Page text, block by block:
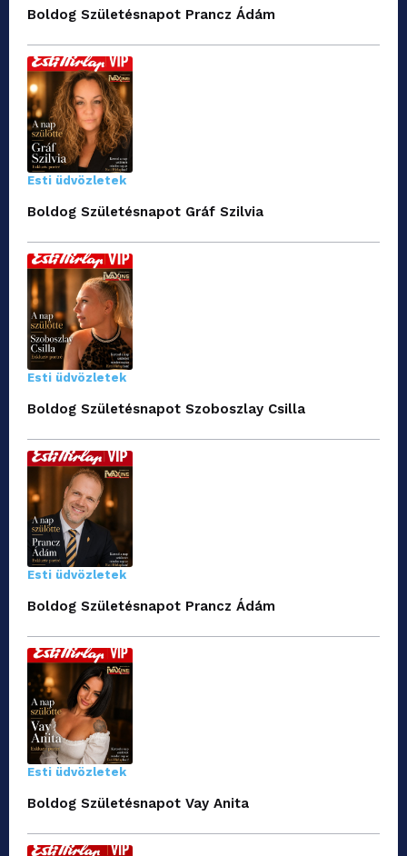
Boldog Születésnapot Prancz Ádám
Esti üdvözletek
Boldog Születésnapot Gráf Szilvia
Esti üdvözletek
Boldog Születésnapot Szoboszlay Csilla
Esti üdvözletek
Boldog Születésnapot Prancz Ádám
Esti üdvözletek
Boldog Születésnapot Vay Anita